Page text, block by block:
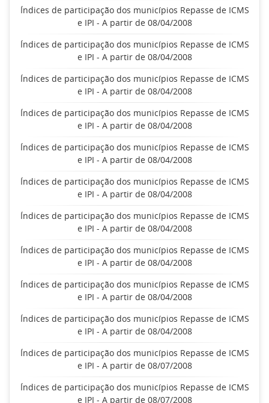
Índices de participação dos municípios Repasse de ICMS
e IPI - A partir de 08/04/2008
Índices de participação dos municípios Repasse de ICMS
e IPI - A partir de 08/04/2008
Índices de participação dos municípios Repasse de ICMS
e IPI - A partir de 08/04/2008
Índices de participação dos municípios Repasse de ICMS
e IPI - A partir de 08/04/2008
Índices de participação dos municípios Repasse de ICMS
e IPI - A partir de 08/04/2008
Índices de participação dos municípios Repasse de ICMS
e IPI - A partir de 08/04/2008
Índices de participação dos municípios Repasse de ICMS
e IPI - A partir de 08/04/2008
Índices de participação dos municípios Repasse de ICMS
e IPI - A partir de 08/04/2008
Índices de participação dos municípios Repasse de ICMS
e IPI - A partir de 08/04/2008
Índices de participação dos municípios Repasse de ICMS
e IPI - A partir de 08/04/2008
Índices de participação dos municípios Repasse de ICMS
e IPI - A partir de 08/07/2008
Índices de participação dos municípios Repasse de ICMS
e IPI - A partir de 08/07/2008